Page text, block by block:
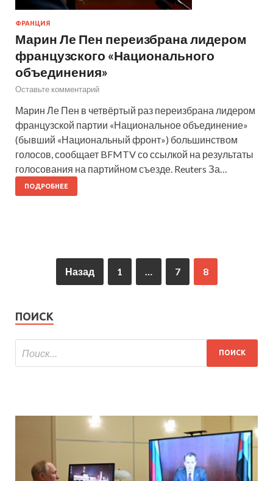
ФРАНЦИЯ
Марин Ле Пен переизбрана лидером
французского «Национального
объединения»
Оставьте комментарий
Марин Ле Пен в четвёртый раз переизбрана лидером
французской партии «Национальное объединение»
(бывший «Национальный фронт») большинством
голосов, сообщает BFMTV со ссылкой на результаты
голосования на партийном съезде. Reuters За…
ПОДРОБНЕЕ
Назад 1 7 8
ПОИСК